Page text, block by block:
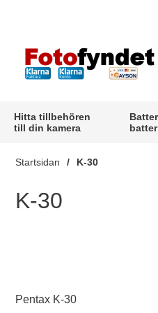
Startsidan för
Hitta tillbehören
till din kamera
Startsidan K-30
K-30
Pentax K-30